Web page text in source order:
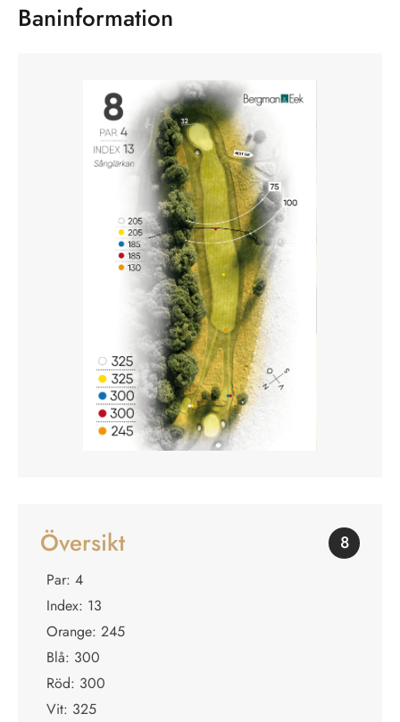
Baninformation
Översikt 8
Par: 4
Index: 13
Orange: 245
Blå: 300
Röd: 300
Vit: 325